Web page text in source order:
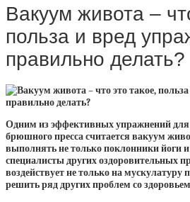
Вакуум живота –
польза и вред
правильно делать?
Одним из эффективных упражнений
брюшного пресса считается вакуум
выполнять не только поклонники йоги
специалисты других оздоровительных
воздействует не только на мускулатуру
решить ряд других проблем со